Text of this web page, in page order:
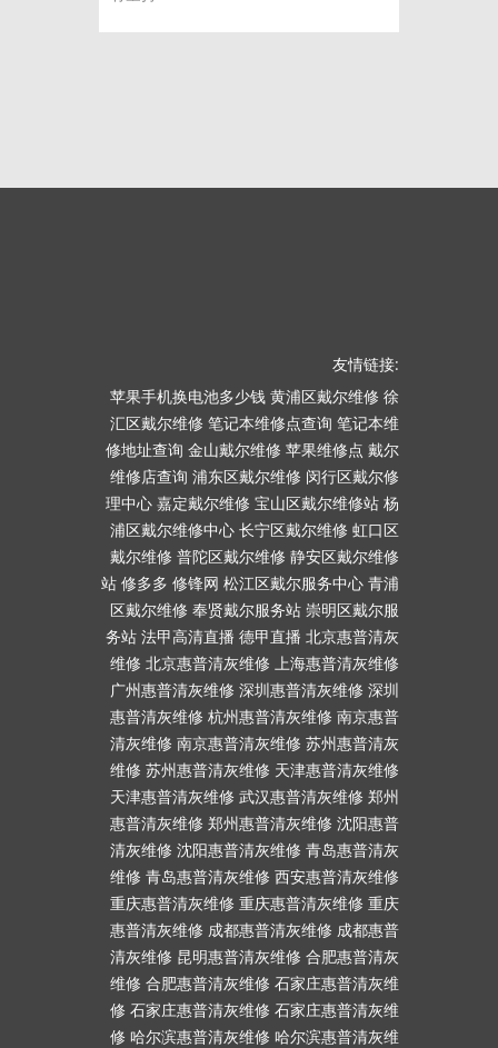
友情链接:
苹果手机换电池多少钱 黄浦区戴尔维修 徐
汇区戴尔维修 笔记本维修点查询 笔记本维
修地址查询 金山戴尔维修 苹果维修点 戴尔
维修店查询 浦东区戴尔维修 闵行区戴尔修
理中心 嘉定戴尔维修 宝山区戴尔维修站 杨
浦区戴尔维修中心 长宁区戴尔维修 虹口区
戴尔维修 普陀区戴尔维修 静安区戴尔维修
站 修多多 修锋网 松江区戴尔服务中心 青浦
区戴尔维修 奉贤戴尔服务站 崇明区戴尔服
务站 法甲高清直播 德甲直播 北京惠普清灰
维修 北京惠普清灰维修 上海惠普清灰维修
广州惠普清灰维修 深圳惠普清灰维修 深圳
惠普清灰维修 杭州惠普清灰维修 南京惠普
清灰维修 南京惠普清灰维修 苏州惠普清灰
维修 苏州惠普清灰维修 天津惠普清灰维修
天津惠普清灰维修 武汉惠普清灰维修 郑州
惠普清灰维修 郑州惠普清灰维修 沈阳惠普
清灰维修 沈阳惠普清灰维修 青岛惠普清灰
维修 青岛惠普清灰维修 西安惠普清灰维修
重庆惠普清灰维修 重庆惠普清灰维修 重庆
惠普清灰维修 成都惠普清灰维修 成都惠普
清灰维修 昆明惠普清灰维修 合肥惠普清灰
维修 合肥惠普清灰维修 石家庄惠普清灰维
修 石家庄惠普清灰维修 石家庄惠普清灰维
修 哈尔滨惠普清灰维修 哈尔滨惠普清灰维